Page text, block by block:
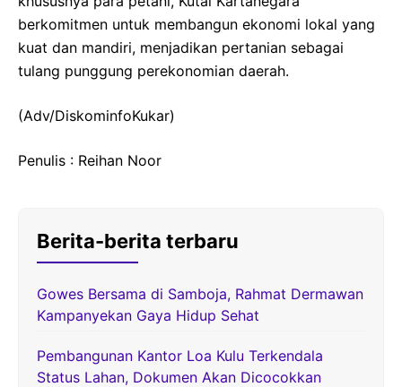
berkomitmen untuk membangun ekonomi lokal yang
kuat dan mandiri, menjadikan pertanian sebagai
tulang punggung perekonomian daerah.
(Adv/DiskominfoKukar)
Penulis : Reihan Noor
Berita-berita terbaru
Gowes Bersama di Samboja, Rahmat Dermawan
Kampanyekan Gaya Hidup Sehat
Pembangunan Kantor Loa Kulu Terkendala
Status Lahan, Dokumen Akan Dicocokkan